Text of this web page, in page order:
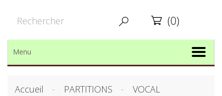
  (0)
Menu
Accueil PARTITIONS
VOCAL